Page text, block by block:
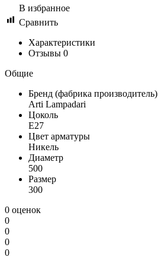
В избранное
Сравнить
Характеристики
Отзывы 0
Общие
Бренд (фабрика производитель)
Arti Lampadari
Цоколь
E27
Цвет арматуры
Никель
Диаметр
500
Размер
300
0 оценок
0
0
0
0